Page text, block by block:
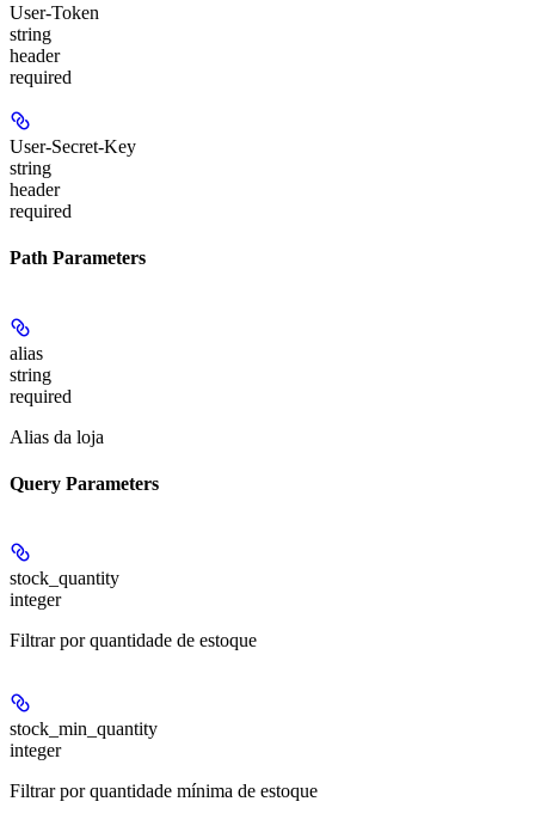
User-Token
string
header
required
User-Secret-Key
string
header
required
Path Parameters
alias
string
required
Alias da loja
Query Parameters
stock_quantity
integer
Filtrar por quantidade de estoque
stock_min_quantity
integer
Filtrar por quantidade mínima de estoque